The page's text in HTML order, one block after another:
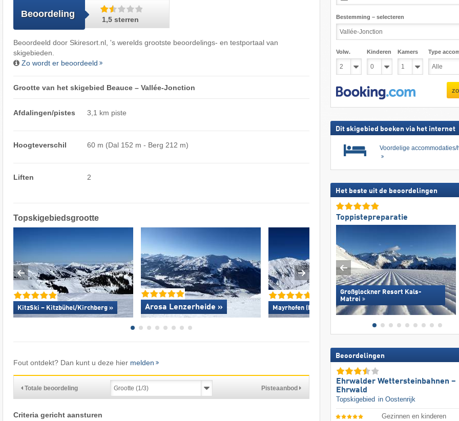
Beoordeling
1,5 sterren
Beoordeeld door Skiresort.nl, 's werelds grootste beoordelings- en testportaal van
skigebieden.
Zo wordt er beoordeeld
Grootte van het skigebied Beauce – Vallée-Jonction
Afdalingen/pistes 3,1 km piste
Hoogteverschil 60 m (Dal 152 m - Berg 212 m)
Liften 2
Topskigebiedsgrootte
KitzSki – Kitzbühel/​Kirchberg » Arosa Lenzerheide » Mayrhofen (Mountopolis) »
Madonna di
Folgàrida/​Marilleva
Fout ontdekt? Dan kunt u deze hier melden
Totale beoordeling Pisteaanbod
Criteria gericht aansturen
Bestemming – selecteren
Volw. Kinderen Kamers Type
Dit skigebied boeken via het internet
Voordelige accommodaties/
Het beste uit de beoordelingen
Toppistepreparatie
Großglockner Resort Kals-
Matrei
Beoordelingen
Ehrwalder Wettersteinbahnen –
Ehrwald
Topskigebied in Oostenrijk
Gezinnen en kinderen